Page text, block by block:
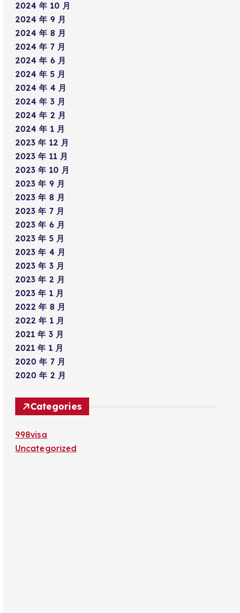
2024 年 10 月
2024 年 9 月
2024 年 8 月
2024 年 7 月
2024 年 6 月
2024 年 5 月
2024 年 4 月
2024 年 3 月
2024 年 2 月
2024 年 1 月
2023 年 12 月
2023 年 11 月
2023 年 10 月
2023 年 9 月
2023 年 8 月
2023 年 7 月
2023 年 6 月
2023 年 5 月
2023 年 4 月
2023 年 3 月
2023 年 2 月
2023 年 1 月
2022 年 8 月
2022 年 1 月
2021 年 3 月
2021 年 1 月
2020 年 7 月
2020 年 2 月
Categories
998visa
Uncategorized